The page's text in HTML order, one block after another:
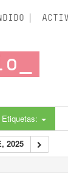
Etiquetas:
2025